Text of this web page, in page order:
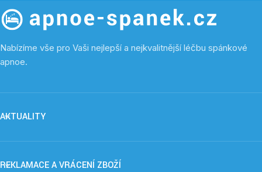
Nabízíme vše pro Vaši nejlepší a nejkvalitnější léčbu spánkové
apnoe.
AKTUALITY
REKLAMACE A VRÁCENÍ ZBOŽÍ